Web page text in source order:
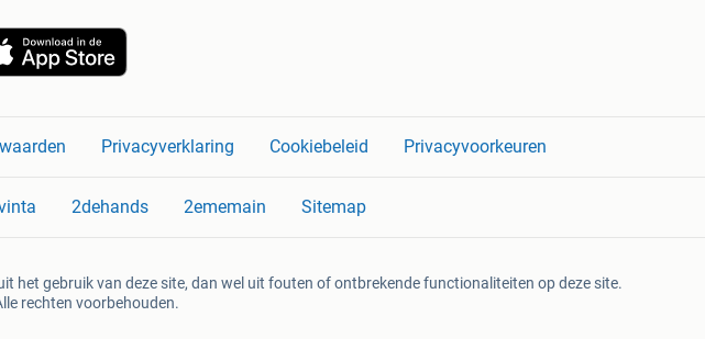
Privacyverklaring Cookiebeleid Privacyvoorkeuren
2dehands 2ememain Sitemap
gebruik van deze site, dan wel uit fouten of ontbrekende functionaliteiten op deze site.
rechten voorbehouden.